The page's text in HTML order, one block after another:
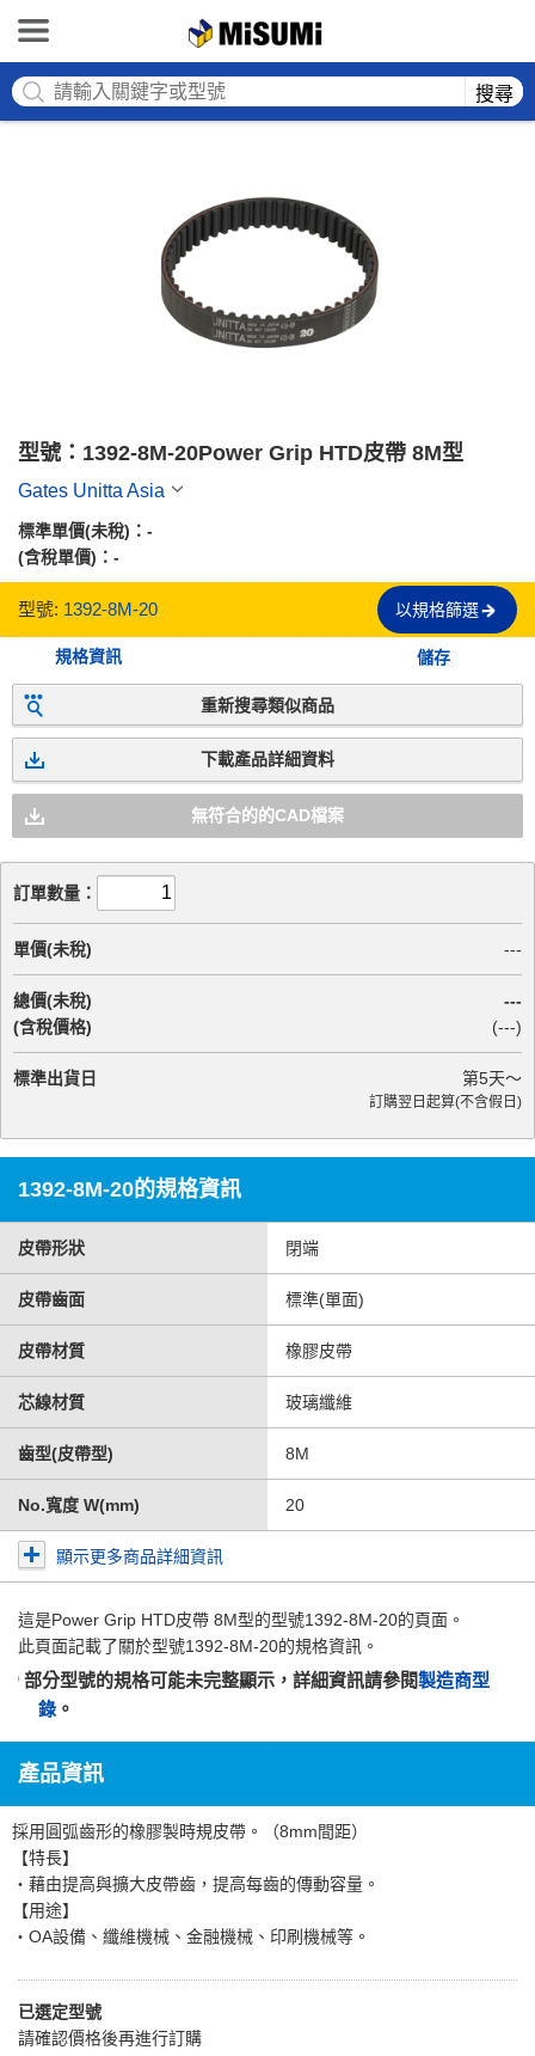
搜尋
型號：1392-8M-20Power Grip HTD皮帶 8M型
Gates Unitta Asia
標準單價(未稅)： -
(含稅單價)： -
型號: 1392-8M-20 以規格篩選
規格資訊 儲存
重新搜尋類似商品
下載產品詳細資料
無符合的的CAD檔案
訂單數量：
單價(未稅) ---
總價(未稅)
(含稅價格)
---
(---)
標準出貨日 第5天～
訂購翌日起算(不含假日)
1392-8M-20的規格資訊
皮帶形狀 閉端
皮帶齒面 標準(單面)
皮帶材質 橡膠皮帶
芯線材質 玻璃纖維
齒型(皮帶型) 8M
No.寬度 W(mm) 20
顯示更多商品詳細資訊
這是Power Grip HTD皮帶 8M型的型號1392-8M-20的頁面。
此頁面記載了關於型號1392-8M-20的規格資訊。
部分型號的規格可能未完整顯示，詳細資訊請參閱製造商型
錄 。
產品資訊
採用圓弧齒形的橡膠製時規皮帶。（8mm間距）
【特長】
・藉由提高與擴大皮帶齒，提高每齒的傳動容量。
【用途】
・OA設備、纖維機械、金融機械、印刷機械等。
已選定型號
請確認價格後再進行訂購